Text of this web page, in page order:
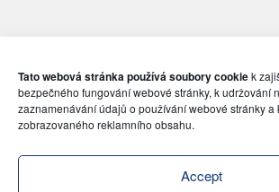
Tato webová stránka používá soubory cookiek
bezpečného fungování webové stránky, k udržování
zaznamenávání údajů o používání webové stránky a
zobrazovaného reklamního obsahu.
Accept